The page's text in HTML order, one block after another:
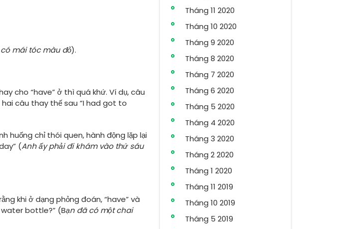
có mái tóc màu đỏ).
cho “have” ở thì quá khứ. Ví dụ, câu
câu thay thế sau “I had got to
huống chỉ thói quen, hành động lặp lại
(Anh ấy phải đi khám vào thứ sáu
khi ở dạng phỏng đoán, “have” và
water bottle?” (Bạn đã có một chai
Tháng 11 2020
Tháng 10 2020
Tháng 9 2020
Tháng 8 2020
Tháng 7 2020
Tháng 6 2020
Tháng 5 2020
Tháng 4 2020
Tháng 3 2020
Tháng 2 2020
Tháng 1 2020
Tháng 11 2019
Tháng 10 2019
Tháng 5 2019